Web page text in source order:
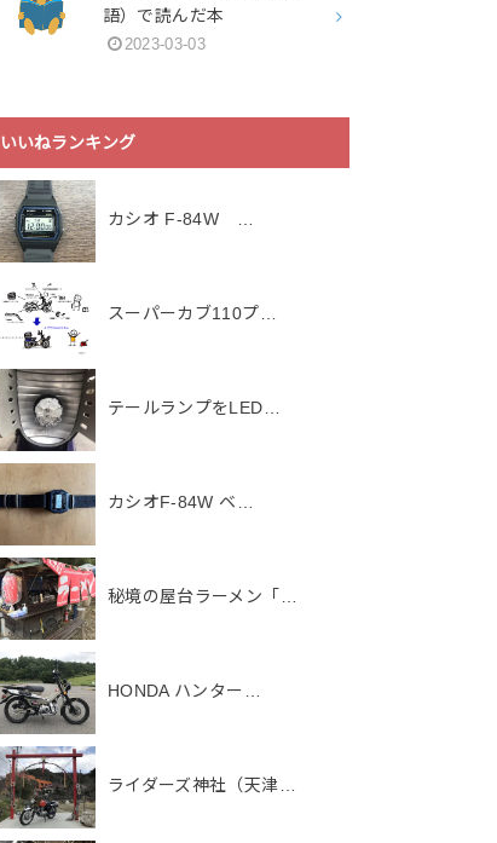
語）で読んだ本
2023-03-03
いいねランキング
カシオ F-84W …
スーパーカブ110プ…
テールランプをLED…
カシオF-84W ベ…
秘境の屋台ラーメン「…
HONDA ハンター…
ライダーズ神社（天津…